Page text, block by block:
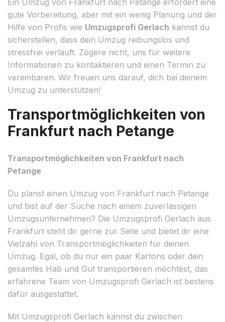
gute Vorbereitung, aber mit ein wenig Planung und der
Hilfe von Profis wie Umzugsprofi Gerlach kannst du
sicherstellen, dass dein Umzug reibungslos und
stressfrei verläuft. Zögere nicht, uns für weitere
Informationen zu kontaktieren und einen Termin zu
vereinbaren. Wir freuen uns darauf, dich bei deinem
Umzug zu unterstützen!
Transportmöglichkeiten von
Frankfurt nach Petange
Transportmöglichkeiten von Frankfurt nach
Petange
Du planst einen Umzug von Frankfurt nach Petange
und bist auf der Suche nach einem zuverlässigen
Umzugsunternehmen? Die Umzugsprofi Gerlach aus
Frankfurt steht dir gerne zur Seite und bietet dir eine
Vielzahl von Transportmöglichkeiten für deinen
Umzug. Egal, ob du nur ein paar Kartons oder dein
gesamtes Hab und Gut transportieren möchtest, das
erfahrene Team von Umzugsprofi Gerlach ist bestens
dafür ausgestattet.
Mit Umzugsprofi Gerlach kannst du zwischen